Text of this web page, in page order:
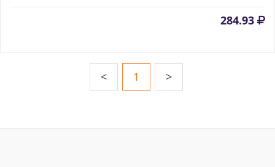
284.93
< 1 >